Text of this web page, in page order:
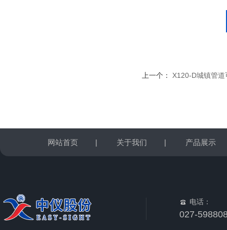
上一个： X120-D城镇管
网站首页 | 关于我们 | 产品展示
电话：
027-